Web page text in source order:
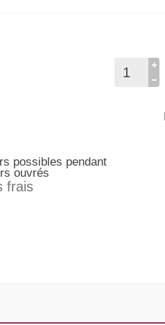
possibles pendant
ouvrés
frais